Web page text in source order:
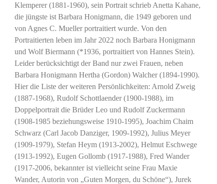
Klemperer (1881-1960), sein Portrait schrieb Anetta Kahane,
die jüngste ist Barbara Honigmann, die 1949 geboren und
von Agnes C. Mueller portraitiert wurde. Von den
Portraitierten leben im Jahr 2022 noch Barbara Honigmann
und Wolf Biermann (*1936, portraitiert von Hannes Stein).
Leider berücksichtigt der Band nur zwei Frauen, neben
Barbara Honigmann Hertha (Gordon) Walcher (1894-1990).
Hier die Liste der weiteren Persönlichkeiten: Arnold Zweig
(1887-1968), Rudolf Schottlaender (1900-1988), im
Doppelportrait die Brüder Leo und Rudolf Zuckermann
(1908-1985 beziehungsweise 1910-1995), Joachim Chaim
Schwarz (Carl Jacob Danziger, 1909-1992), Julius Meyer
(1909-1979), Stefan Heym (1913-2002), Helmut Eschwege
(1913-1992), Eugen Gollomb (1917-1988), Fred Wander
(1917-2006, bekannter ist vielleicht seine Frau Maxie
Wander, Autorin von „Guten Morgen, du Schöne“), Jurek